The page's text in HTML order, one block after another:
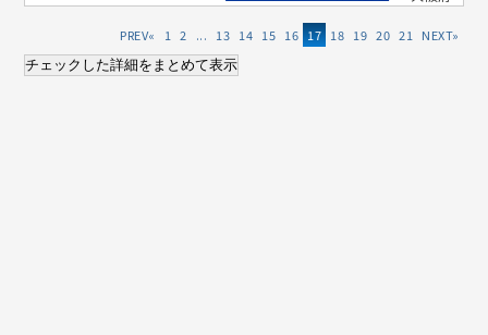
« 1 2 ... 13 14 15 16 17 18 19 20 21 »
チェックした詳細をまとめて表示